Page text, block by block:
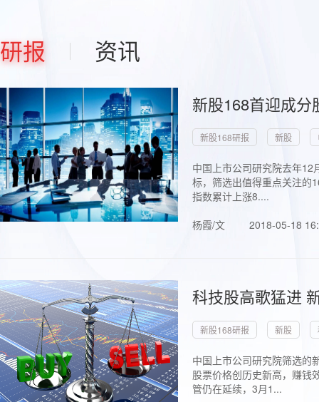
研报 资讯
新股168首迎成
新股168研报 新股
中国上市公司研究院去年
标，筛选出值得重点关注的
指数累计上涨8....
杨霞/文
2018-05-18
科技股高歌猛进
新股168研报 新股
中国上市公司研究院筛选的
股票价格创历史新高，赚钱
管仍在延续，3月1...